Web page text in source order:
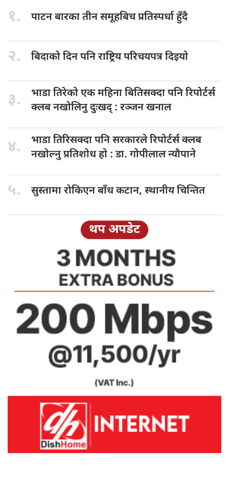
१. पाटन बारकातीन समूहबिच प्रतिस्पर्धा हुँदै
२. बिदाको दिनपनि राष्ट्रिय परिचयपत्र दिइयाे
३. भाडा तिरेकोएक महिना बितिसक्दा पनि रिपोर्टर्स
क्लब नखोलिनु दुःखद् : रञ्जन खनाल
४. भाडा तिरिसक्दापनि सरकारले रिपोर्टर्स क्लब
नखोल्नु प्रतिशोध हाे : डा‍‍‍. गोपीलाल न्यौपाने
५. सुस्तामा रोकिएनबाँध कटान, स्थानीय चिन्तित
थप अपडेट